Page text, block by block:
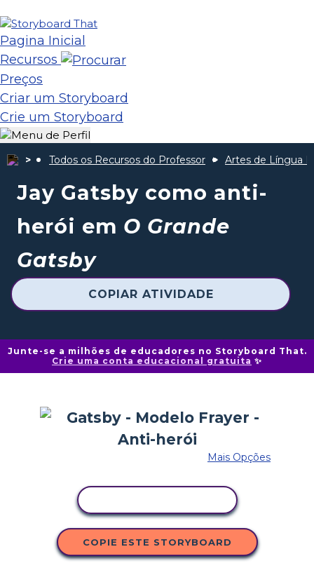
Pagina Inicial
Recursos
Preços
Criar um Storyboard
Crie um Storyboard
Todos os Recursos do Professor Artes de Língua
Jay Gatsby como anti-
herói em O Grande
Gatsby
COPIAR ATIVIDADE
Junte-se a milhões de educadores no Storyboard That.
Crie uma conta educacional gratuita ✨
Mais Opções
COPIE ESTE STORYBOARD